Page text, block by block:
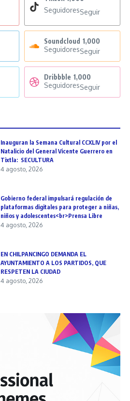
SeguidoresSeguir
Soundcloud 1,000
SeguidoresSeguir
Dribbble 1,000
SeguidoresSeguir
Inauguran la Semana Cultural CCXLIV por el
Natalicio del General Vicente Guerrero en
Tixtla: SECULTURA
4 agosto, 2026
Gobierno federal impulsará regulación de
plataformas digitales para proteger a niñas,
niños y adolescentes<br>Prensa Libre
4 agosto, 2026
EN CHILPANCINGO DEMANDA EL
AYUNTAMIENTO A LOS PARTIDOS, QUE
RESPETEN LA CIUDAD
4 agosto, 2026